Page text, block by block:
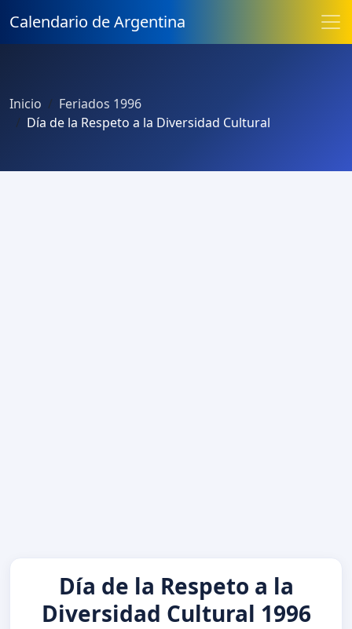
Calendario de Argentina
Inicio
Feriados 1996
Día de la Respeto a la Diversidad Cultural
Día de la Respeto a la
Diversidad Cultural 1996